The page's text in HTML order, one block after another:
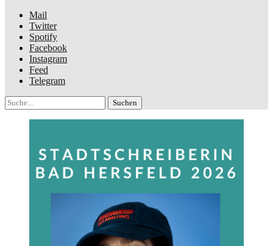
Mail
Twitter
Spotify
Facebook
Instagram
Feed
Telegram
Suche